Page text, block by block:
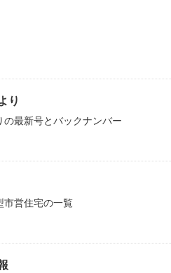
り
最新号とバックナンバー
市営住宅の一覧